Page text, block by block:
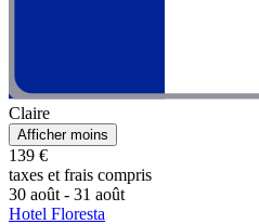
Claire
Afficher moins
139 €
taxes et frais compris
30 août - 31 août
Hotel Floresta